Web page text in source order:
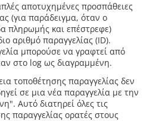
αποτυχημένες προσπάθειες
(για παράδειγμα, όταν ο
πληρωμής και επέστρεφε)
αριθμό παραγγελίας (ID).
μπορούσε να γραφτεί από
στο log ως διαγραμμένη.
τοποθέτησης παραγγελίας δεν
σε μια νέα παραγγελία με την
Αυτό διατηρεί όλες τις
παραγγελίας ορατές στους